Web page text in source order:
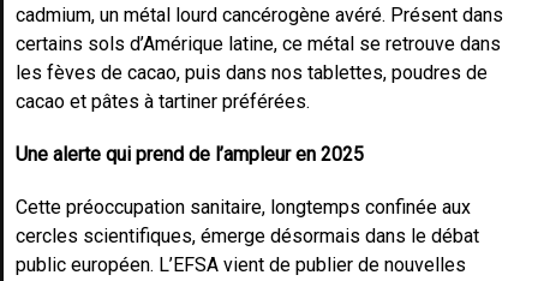
cadmium, un métal lourd cancérogène avéré. Présent dans
certains sols d’Amérique latine, ce métal se retrouve dans
les fèves de cacao, puis dans nos tablettes, poudres de
cacao et pâtes à tartiner préférées.
Une alerte qui prend de l’ampleur en 2025
Cette préoccupation sanitaire, longtemps confinée aux
cercles scientifiques, émerge désormais dans le débat
public européen. L’EFSA vient de publier de nouvelles